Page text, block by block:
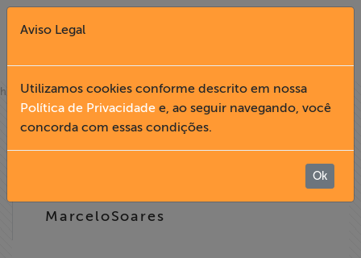
Fechar X
English
Institucional
home»notícias
15.09
MarceloSoares
Aviso Legal
Utilizamos cookies conforme descrito em nossa
Política de Privacidade e, ao seguir navegando, você
concorda com essas condições.
Ok